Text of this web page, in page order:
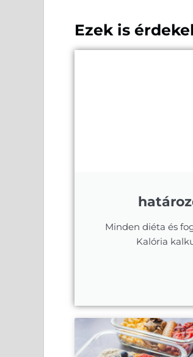
Ezek is
Minden diéta és
Kalória